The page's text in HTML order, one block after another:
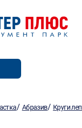
/ Абразив/ Круги